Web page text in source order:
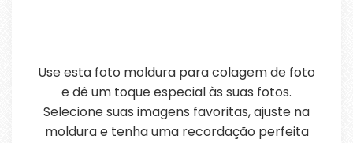
Use esta foto moldura para colagem de foto
e dê um toque especial às suas fotos.
Selecione suas imagens favoritas, ajuste na
moldura e tenha uma recordação perfeita